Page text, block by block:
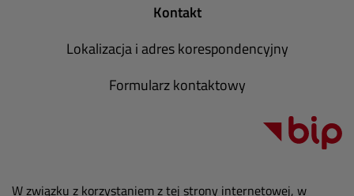
Kontakt
Lokalizacja i adres korespondencyjny
Formularz kontaktowy
W związku z korzystaniem z tej strony internetowej, w